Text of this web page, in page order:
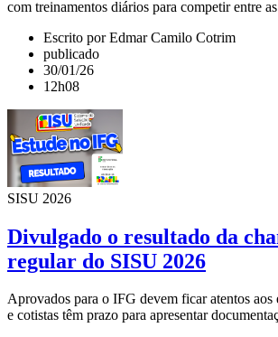
com treinamentos diários para competir entre
Escrito por Edmar Camilo Cotrim
publicado
30/01/26
12h08
SISU 2026
Divulgado o resultado da
regular do SISU 2026
Aprovados para o IFG devem ficar atentos aos
e cotistas têm prazo para apresentar